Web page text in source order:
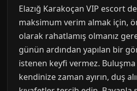
Elazığ Karakoçan VIP escort
maksimum verim almak için,
olarak rahatlamış olmanız
günün ardından yapılan bir
istenen keyfi vermez.
kendinize zaman ayırın, duş